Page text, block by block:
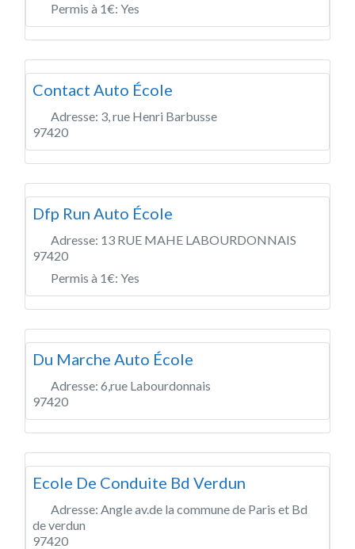
Permis à 1€: Yes
Contact Auto École
Adresse: 3, rue Henri Barbusse
97420
Dfp Run Auto École
Adresse: 13 RUE MAHE LABOURDONNAIS
97420
Permis à 1€: Yes
Du Marche Auto École
Adresse: 6,rue Labourdonnais
97420
Ecole De Conduite Bd Verdun
Adresse: Angle av.de la commune de Paris et Bd
de verdun
97420